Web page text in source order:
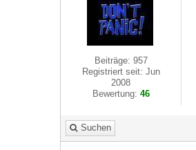
Beiträge: 957
Registriert seit: Jun
2008
Bewertung: 46
Suchen